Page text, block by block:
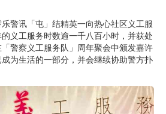
警讯「屯」结精英一向热心社区义工服
义工服务时数逾一千八百小时，并获处
警察义工服务队」周年聚会中颁发嘉许
为生活的一部分，并会继续协助警方扑